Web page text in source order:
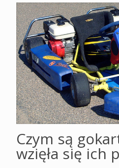
Czym są
wzięła się ich